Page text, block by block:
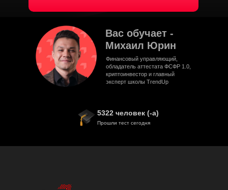
5322 человек (-а)
Прошли тест сегодня
Вас обучает -
Михаил Юрин
Финансовый управляющий,
обладатель аттестата ФСФР 1.0,
криптоинвестор и главный
эксперт школы TrendUp